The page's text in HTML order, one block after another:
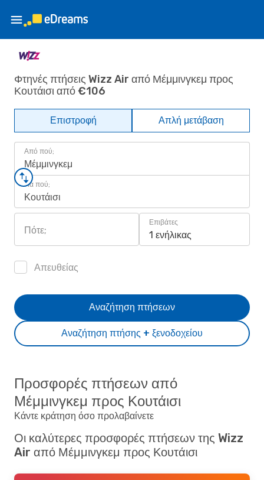
Φτηνές πτήσεις Wizz Air από Μέμμινγκεμ προς
Κουτάισι από €106
Επιστροφή Απλή μετάβαση
Από πού;
Μέμμινγκεμ
Για πού;
Κουτάισι
Πότε;
Επιβάτες
1 ενήλικας
Απευθείας
Αναζήτηση πτήσης + ξενοδοχείου
Αναζήτηση πτήσεων
Προσφορές πτήσεων από
Μέμμινγκεμ προς Κουτάισι
Κάντε κράτηση όσο προλαβαίνετε
Οι καλύτερες προσφορές πτήσεων της Wizz
Air από Μέμμινγκεμ προς Κουτάισι